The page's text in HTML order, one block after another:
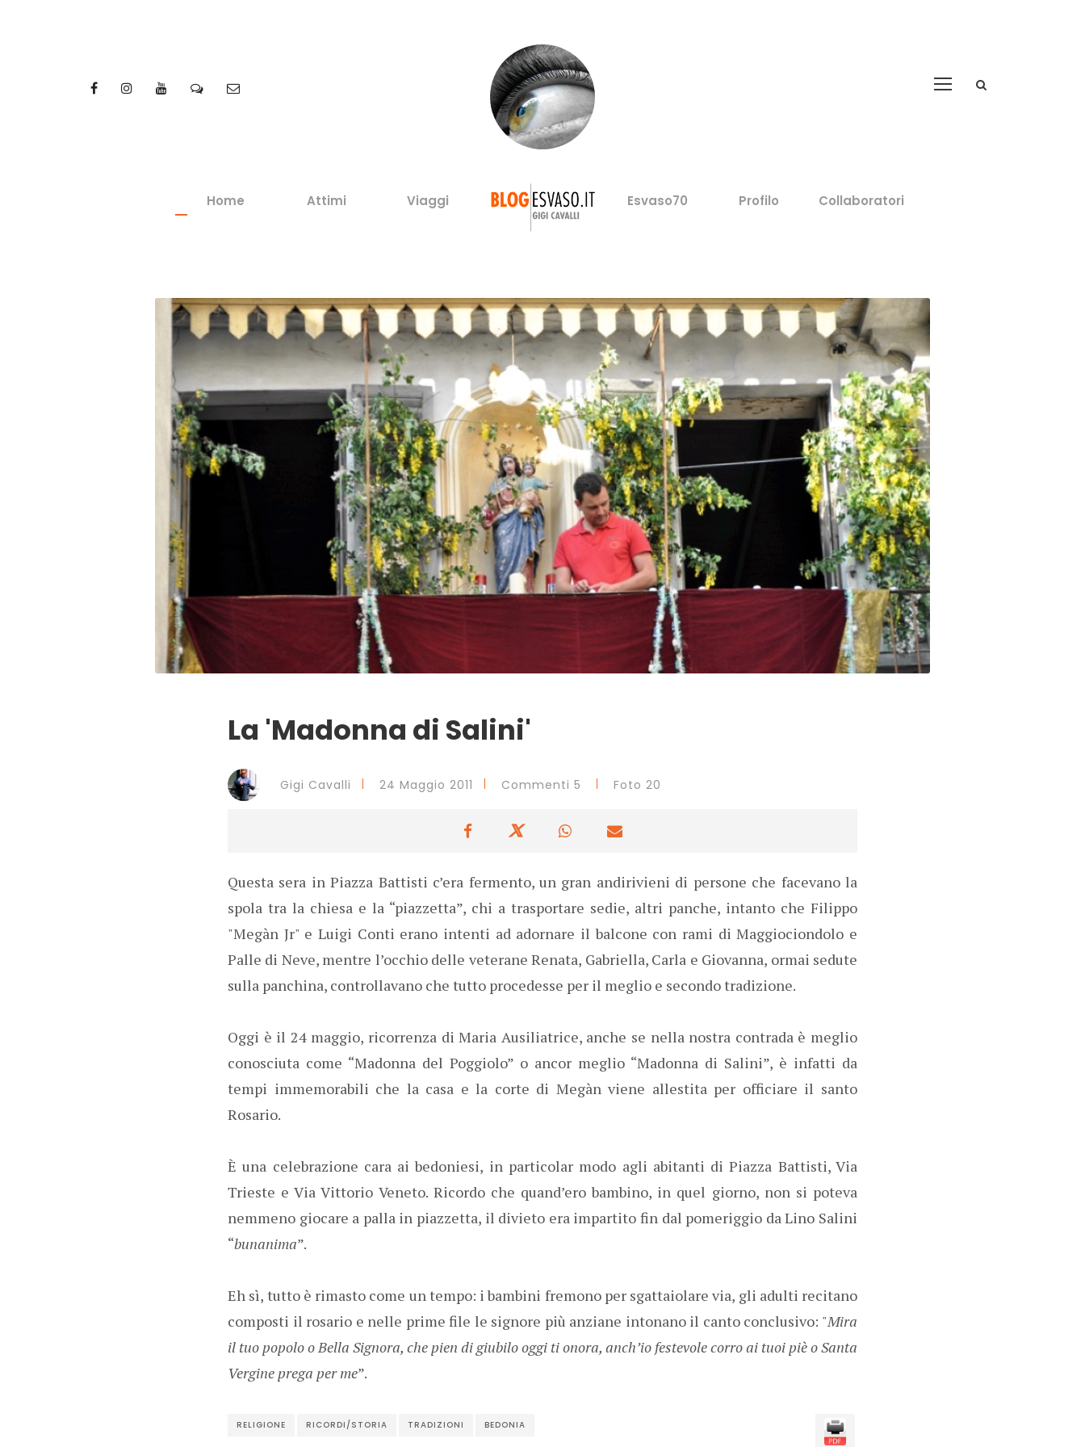
Home Attimi Viaggi Esvaso70 Profilo Collaboratori
La 'Madonna di Salini'
Gigi Cavalli 24 Maggio 2011 Commenti 5 Foto 20
Questa sera in Piazza Battisti c’era fermento, un gran andirivieni di persone che facevano la
spola tra la chiesa e la “piazzetta”, chi a trasportare sedie, altri panche, intanto che Filippo
"Megàn Jr" e Luigi Conti erano intenti ad adornare il balcone con rami di Maggiociondolo e
Palle di Neve, mentre l’occhio delle veterane Renata, Gabriella, Carla e Giovanna, ormai sedute
sulla panchina, controllavano che tutto procedesse per il meglio e secondo tradizione.
Oggi è il 24 maggio, ricorrenza di Maria Ausiliatrice, anche se nella nostra contrada è meglio
conosciuta come “Madonna del Poggiolo” o ancor meglio “Madonna di Salini”, è infatti da
tempi immemorabili che la casa e la corte di Megàn viene allestita per officiare il santo
Rosario.
È una celebrazione cara ai bedoniesi, in particolar modo agli abitanti di Piazza Battisti, Via
Trieste e Via Vittorio Veneto. Ricordo che quand’ero bambino, in quel giorno, non si poteva
nemmeno giocare a palla in piazzetta, il divieto era impartito fin dal pomeriggio da Lino Salini
“bunanima”.
Eh sì, tutto è rimasto come un tempo: i bambini fremono per sgattaiolare via, gli adulti recitano
composti il rosario e nelle prime file le signore più anziane intonano il canto conclusivo: "Mira
il tuo popolo o Bella Signora, che pien di giubilo oggi ti onora, anch’io festevole corro ai tuoi piè o Santa
Vergine prega per me”.
RELIGIONE RICORDI/STORIA TRADIZIONI BEDONIA